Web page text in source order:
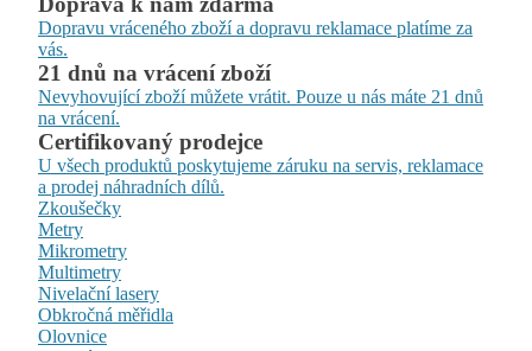
Dopravu vráceného zboží a dopravu reklamace platíme za
vás.
21 dnů na vrácení zboží
Nevyhovující zboží můžete vrátit. Pouze u nás máte 21 dnů
na vrácení.
Certifikovaný prodejce
U všech produktů poskytujeme záruku na servis, reklamace
a prodej náhradních dílů.
Zkoušečky
Metry
Mikrometry
Multimetry
Nivelační lasery
Obkročná měřidla
Olovnice